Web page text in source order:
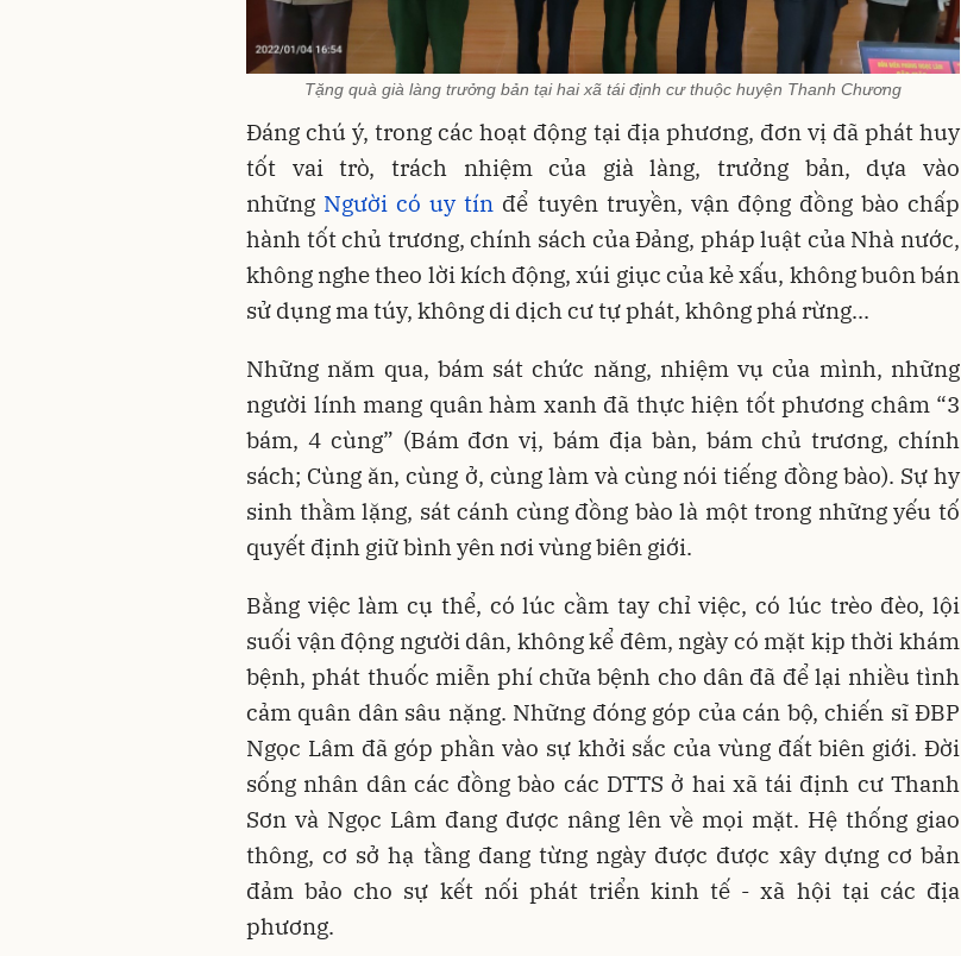
Tặng quà già làng trưởng bản tại hai xã tái định cư thuộc huyện Thanh Chương
Đáng chú ý, trong các hoạt động tại địa phương, đơn vị đã phát huy
tốt vai trò, trách nhiệm của già làng, trưởng bản, dựa vào
những Người có uy tín để tuyên truyền, vận động đồng bào chấp
hành tốt chủ trương, chính sách của Đảng, pháp luật của Nhà nước,
không nghe theo lời kích động, xúi giục của kẻ xấu, không buôn bán
sử dụng ma túy, không di dịch cư tự phát, không phá rừng...
Những năm qua, bám sát chức năng, nhiệm vụ của mình, những
người lính mang quân hàm xanh đã thực hiện tốt phương châm “3
bám, 4 cùng” (Bám đơn vị, bám địa bàn, bám chủ trương, chính
sách; Cùng ăn, cùng ở, cùng làm và cùng nói tiếng đồng bào). Sự hy
sinh thầm lặng, sát cánh cùng đồng bào là một trong những yếu tố
quyết định giữ bình yên nơi vùng biên giới.
Bằng việc làm cụ thể, có lúc cầm tay chỉ việc, có lúc trèo đèo, lội
suối vận động người dân, không kể đêm, ngày có mặt kịp thời khám
bệnh, phát thuốc miễn phí chữa bệnh cho dân đã để lại nhiều tình
cảm quân dân sâu nặng. Những đóng góp của cán bộ, chiến sĩ ĐBP
Ngọc Lâm đã góp phần vào sự khởi sắc của vùng đất biên giới. Đời
sống nhân dân các đồng bào các DTTS ở hai xã tái định cư Thanh
Sơn và Ngọc Lâm đang được nâng lên về mọi mặt. Hệ thống giao
thông, cơ sở hạ tầng đang từng ngày được được xây dựng cơ bản
đảm bảo cho sự kết nối phát triển kinh tế - xã hội tại các địa
phương.